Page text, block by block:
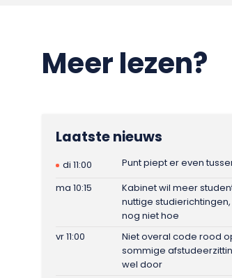
Meer lezen?
Laatste nieuws
di 11:00
Punt piept er even
ma 10:15
Kabinet wil meer
nuttige
nog niet hoe
vr 11:00
Niet overal code rood
sommige
wel door